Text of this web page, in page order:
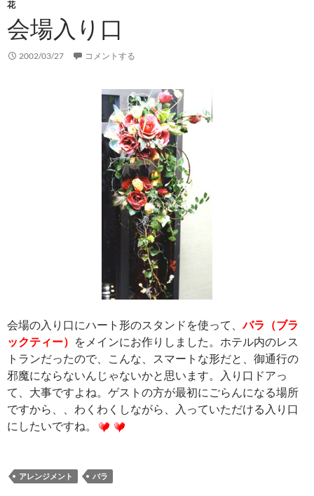
花
会場入り口
2002/03/27 コメントする
会場の入り口にハート形のスタンドを使って、 バラ（ブラ
ックティー） をメインにお作りしました。ホテル内のレス
トランだったので、こんな、スマートな形だと、御通行の
邪魔にならないんじゃないかと思います。入り口ドアっ
て、大事ですよね。ゲストの方が最初にごらんになる場所
ですから、、わくわくしながら、入っていただける入り口
にしたいですね。
アレンジメント バラ